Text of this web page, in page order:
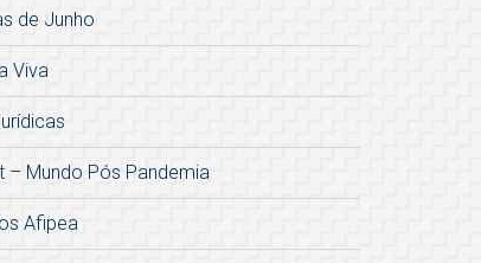
de Junho
Viva
– Mundo Pós Pandemia
Afipea